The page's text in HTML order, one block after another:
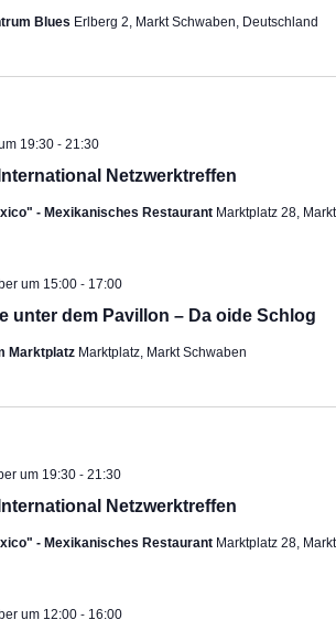
Blues Erlberg 2, Markt Schwaben, Deutschland
Netzwerktreffen
19:30 -21:30
- Mexikanisches Restaurant Marktplatz 28,
unter dem Pavillon – Da oide Schlog
um 15:00 - 17:00
Marktplatz Marktplatz, Markt Schwaben
Netzwerktreffen
um 19:30 -21:30
- Mexikanisches Restaurant Marktplatz 28,
um 12:00 - 16:00